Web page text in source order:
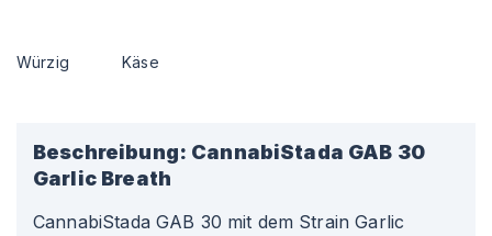
Würzig Käse
Beschreibung: CannabiStada GAB 30
Garlic Breath
CannabiStada GAB 30 mit dem Strain Garlic